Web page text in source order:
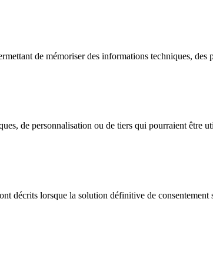
de mémoriser des informations techniques,
de personnalisation ou de tiers qui pourraient être
décrits lorsque la solution définitive de consentement